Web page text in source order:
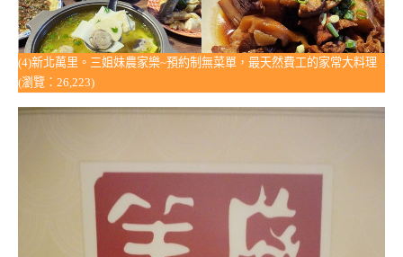
(4)新北萬里。三姐妹農家樂~預約制無菜單，最天然費工的家常大料理
(瀏覽：26,223)